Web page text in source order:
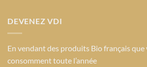
DEVENEZ VDI
En vendant des produits Bio français que
consomment toute l’année